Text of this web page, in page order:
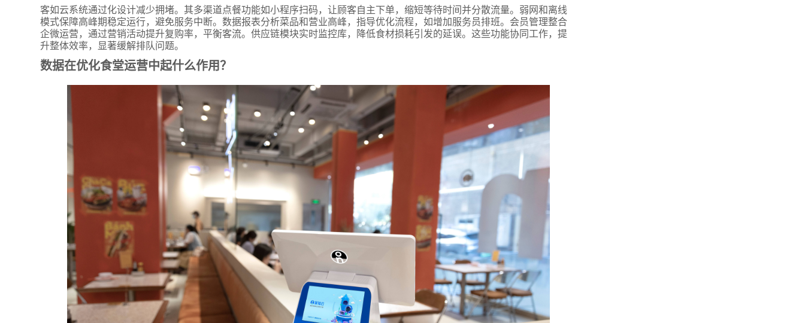
客如云系统通过化设计减少拥堵。其多渠道点餐功能如小程序扫码，让顾客自主下单，缩短等待时间并分散流量。弱网和离线
模式保障高峰期稳定运行，避免服务中断。数据报表分析菜品和营业高峰，指导优化流程，如增加服务员排班。会员管理整合
企微运营，通过营销活动提升复购率，平衡客流。供应链模块实时监控库，降低食材损耗引发的延误。这些功能协同工作，提
升整体效率，显著缓解排队问题。
数据在优化食堂运营中起什么作用？